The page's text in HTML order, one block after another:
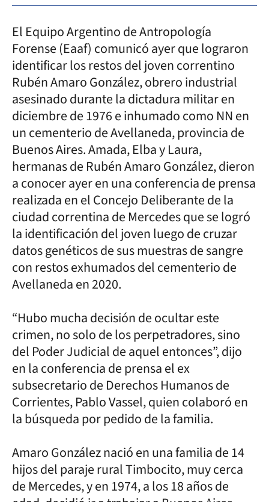
El Equipo Argentino de Antropología
Forense (Eaaf) comunicó ayer que lograron
identificar los restos del joven correntino
Rubén Amaro González, obrero industrial
asesinado durante la dictadura militar en
diciembre de 1976 e inhumado como NN en
un cementerio de Avellaneda, provincia de
Buenos Aires. Amada, Elba y Laura,
hermanas de Rubén Amaro González, dieron
a conocer ayer en una conferencia de prensa
realizada en el Concejo Deliberante de la
ciudad correntina de Mercedes que se logró
la identificación del joven luego de cruzar
datos genéticos de sus muestras de sangre
con restos exhumados del cementerio de
Avellaneda en 2020.
“Hubo mucha decisión de ocultar este
crimen, no solo de los perpetradores, sino
del Poder Judicial de aquel entonces”, dijo
en la conferencia de prensa el ex
subsecretario de Derechos Humanos de
Corrientes, Pablo Vassel, quien colaboró en
la búsqueda por pedido de la familia.
Amaro González nació en una familia de 14
hijos del paraje rural Timbocito, muy cerca
de Mercedes, y en 1974, a los 18 años de